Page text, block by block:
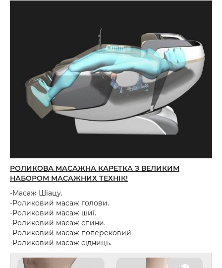
РОЛИКОВА МАСАЖНА КАРЕТКА З ВЕЛИКИМ
НАБОРОМ МАСАЖНИХ ТЕХНІК!
-Масаж Шіацу.
-Роликовий масаж голови.
-Роликовий масаж шиї.
-Роликовий масаж спини.
-Роликовий масаж поперековий.
-Роликовий масаж сідниць.